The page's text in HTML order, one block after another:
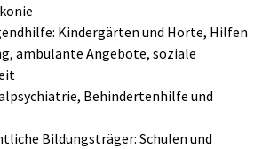
Kindergärten und Horte, Hilfen
ambulante Angebote, soziale
Behindertenhilfe und
Bildungsträger: Schulen und